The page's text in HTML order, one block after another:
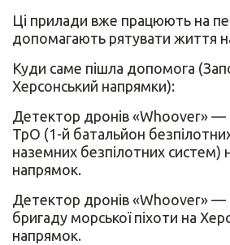
Ці прилади вже працюють на
допомагають рятувати життя
Куди саме пішла допомога
Херсонський напрямки):
Детектор дронів «Whoover» —
ТрО (1-й батальйон
наземних безпілотних систем)
напрямок.
Детектор дронів «Whoover» —
бригаду морської піхоти на
напрямок.